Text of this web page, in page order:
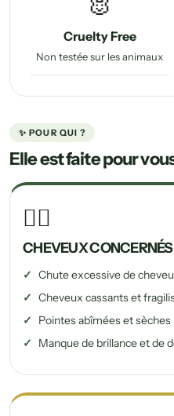
Cruelty Free
Non testée sur les animaux
✨ POUR QUI ?
Elle est faite pour
💆‍♀️
CHEVEUX CONCERNÉS
Chute excessive de
Cheveux cassants et
Pointes abîmées et sèches
Manque de brillance et de